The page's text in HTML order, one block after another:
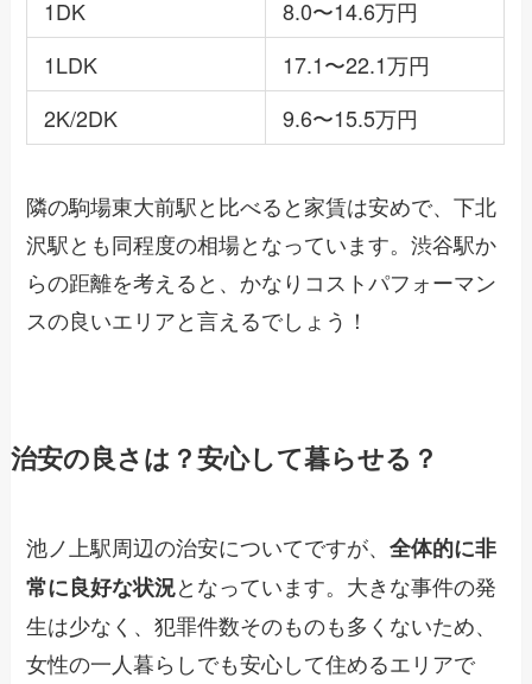
1DK
8.0〜14.6万円
1LDK
17.1〜22.1万円
2K/2DK
9.6〜15.5万円
隣の駒場東大前駅と比べると家賃は安めで、下北
沢駅とも同程度の相場となっています。渋谷駅か
らの距離を考えると、かなりコストパフォーマン
スの良いエリアと言えるでしょう！
治安の良さは？安心して暮らせる？
池ノ上駅周辺の治安についてですが、全体的に非
常に良好な状況となっています。大きな事件の発
生は少なく、犯罪件数そのものも多くないため、
女性の一人暮らしでも安心して住めるエリアで